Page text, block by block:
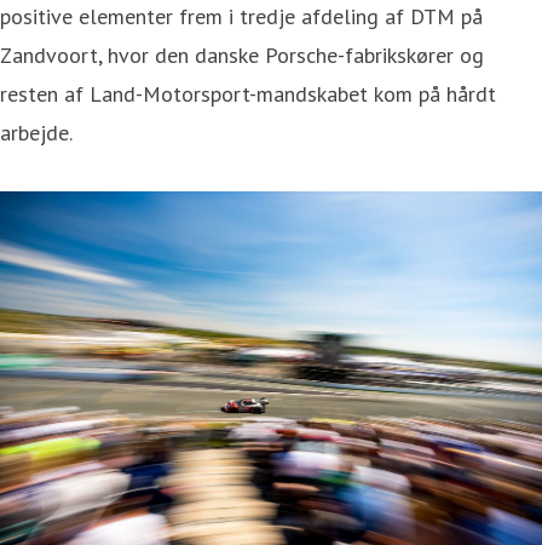
positive elementer frem i tredje afdeling af DTM på
Zandvoort, hvor den danske Porsche-fabrikskører og
resten af Land-Motorsport-mandskabet kom på hårdt
arbejde.